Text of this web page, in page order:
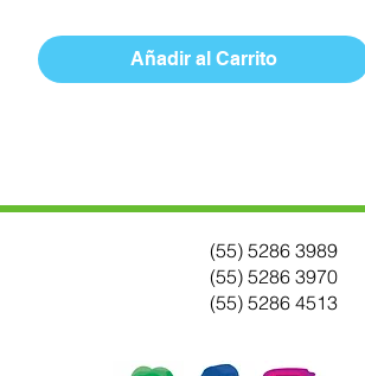
Añadir al Carrito
(55) 5286 3989
(55) 5286 3970
(55) 5286 4513